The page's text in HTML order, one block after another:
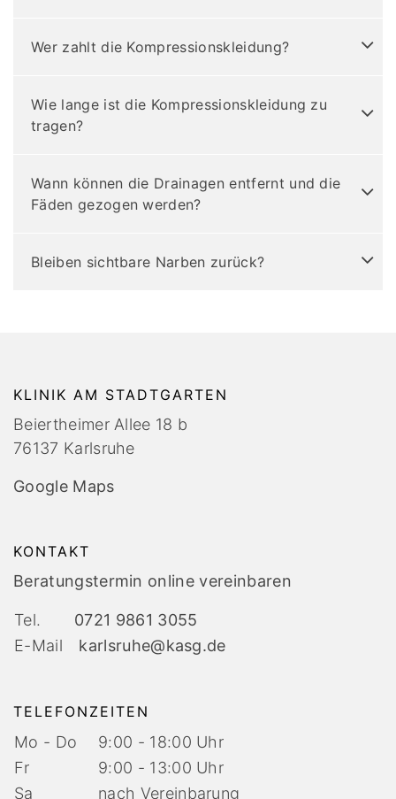
Wer zahlt die Kompressionskleidung?
Wie lange ist die Kompressionskleidung zu
tragen?
Wann können die Drainagen entfernt und die
Fäden gezogen werden?
Bleiben sichtbare Narben zurück?
KLINIK AM STADTGARTEN
Beiertheimer Allee 18 b
76137 Karlsruhe
Google Maps
KONTAKT
Beratungstermin online vereinbaren
Tel.
0721 9861 3055
E-Mail
karlsruhe@kasg.de
TELEFONZEITEN
Mo - Do
9:00 - 18:00 Uhr
Fr
9:00 - 13:00 Uhr
Sa
nach Vereinbarung